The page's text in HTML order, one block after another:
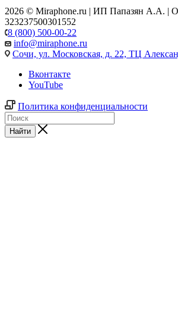
2026 © Miraphone.ru | ИП Папазян А.А. |
323237500301552
8 (800) 500-00-22
info@miraphone.ru
Сочи, ул. Московская, д. 22, ТЦ
Вконтакте
YouTube
Политика конфиденциальности
Найти